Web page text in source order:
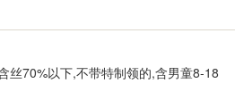
丝70%以下,不带特制领的,含男童8-18